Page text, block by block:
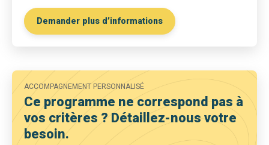
Demander plus d’informations
ACCOMPAGNEMENT PERSONNALISÉ
Ce programme ne correspond pas à
vos critères ? Détaillez-nous votre
besoin.